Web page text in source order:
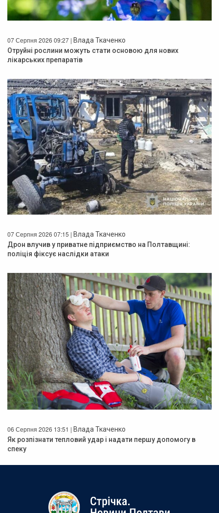
07 Серпня 2026 09:27 | Влада Ткаченко
Отруйні рослини можуть стати основою для нових
лікарських препаратів
07 Серпня 2026 07:15 | Влада Ткаченко
Дрон влучив у приватне підприємство на Полтавщині:
поліція фіксує наслідки атаки
06 Серпня 2026 13:51 | Влада Ткаченко
Як розпізнати тепловий удар і надати першу допомогу в
спеку